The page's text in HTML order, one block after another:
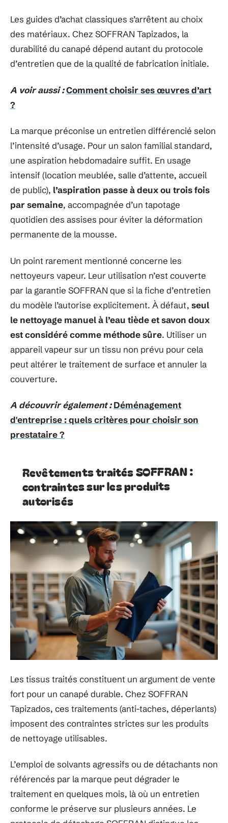
Les guides d’achat classiques s’arrêtent au choix
des matériaux. Chez SOFFRAN Tapizados, la
durabilité du canapé dépend autant du protocole
d’entretien que de la qualité de fabrication initiale.
A voir aussi :Comment choisir ses œuvres d’art
?
La marque préconise un entretien différencié selon
l’intensité d’usage. Pour un salon familial standard,
une aspiration hebdomadaire suffit. En usage
intensif (location meublée, salle d’attente, accueil
de public), l’aspiration passe à deux ou trois fois
par semaine, accompagnée d’un tapotage
quotidien des assises pour éviter la déformation
permanente de la mousse.
Un point rarement mentionné concerne les
nettoyeurs vapeur. Leur utilisation n’est couverte
par la garantie SOFFRAN que si la fiche d’entretien
du modèle l’autorise explicitement. À défaut, seul
le nettoyage manuel à l’eau tiède et savon doux
est considéré comme méthode sûre. Utiliser un
appareil vapeur sur un tissu non prévu pour cela
peut altérer le traitement de surface et annuler la
couverture.
A découvrir également : Déménagement
d'entreprise : quels critères pour choisir son
prestataire ?
Revêtements traités SOFFRAN :
contraintes sur les produits
autorisés
Les tissus traités constituent un argument de vente
fort pour un canapé durable. Chez SOFFRAN
Tapizados, ces traitements (anti-taches, déperlants)
imposent des contraintes strictes sur les produits
de nettoyage utilisables.
L’emploi de solvants agressifs ou de détachants non
référencés par la marque peut dégrader le
traitement en quelques mois, là où un entretien
conforme le préserve sur plusieurs années. Le